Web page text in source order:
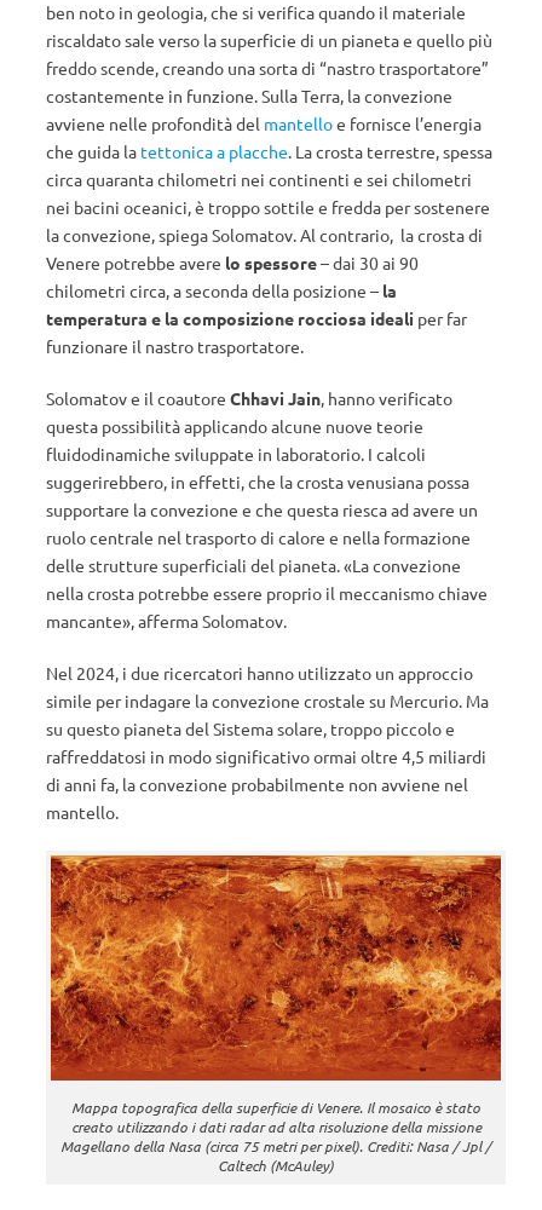
ben noto in geologia, che si verifica quando il materiale
riscaldato sale verso la superficie di un pianeta e quello più
freddo scende, creando una sorta di “nastro trasportatore”
costantemente in funzione. Sulla Terra, la convezione
avviene nelle profondità del mantelloe fornisce l’energia
che guida la tettonica a placche. La crosta terrestre, spessa
circa quaranta chilometri nei continenti e sei chilometri
nei bacini oceanici, è troppo sottile e fredda per sostenere
la convezione, spiega Solomatov. Al contrario, la crosta di
Venere potrebbe avere lo spessore– dai 30 ai 90
chilometri circa, a seconda della posizione – la
temperatura e la composizione rocciosa ideali per far
funzionare il nastro trasportatore.
Solomatov e il coautore Chhavi Jain, hanno verificato
questa possibilità applicando alcune nuove teorie
fluidodinamiche sviluppate in laboratorio. I calcoli
suggerirebbero, in effetti, che la crosta venusiana possa
supportare la convezione e che questa riesca ad avere un
ruolo centrale nel trasporto di calore e nella formazione
delle strutture superficiali del pianeta. «La convezione
nella crosta potrebbe essere proprio il meccanismo chiave
mancante», afferma Solomatov.
Nel 2024, i due ricercatori hanno utilizzato un approccio
simile per indagare la convezione crostale su Mercurio. Ma
su questo pianeta del Sistema solare, troppo piccolo e
raffreddatosi in modo significativo ormai oltre 4,5 miliardi
di anni fa, la convezione probabilmente non avviene nel
mantello.
Mappa topografica della superficie di Venere. Il mosaico è stato
creato utilizzando i dati radar ad alta risoluzione della missione
Magellano della Nasa (circa 75 metri per pixel). Crediti: Nasa / Jpl /
Caltech (McAuley)